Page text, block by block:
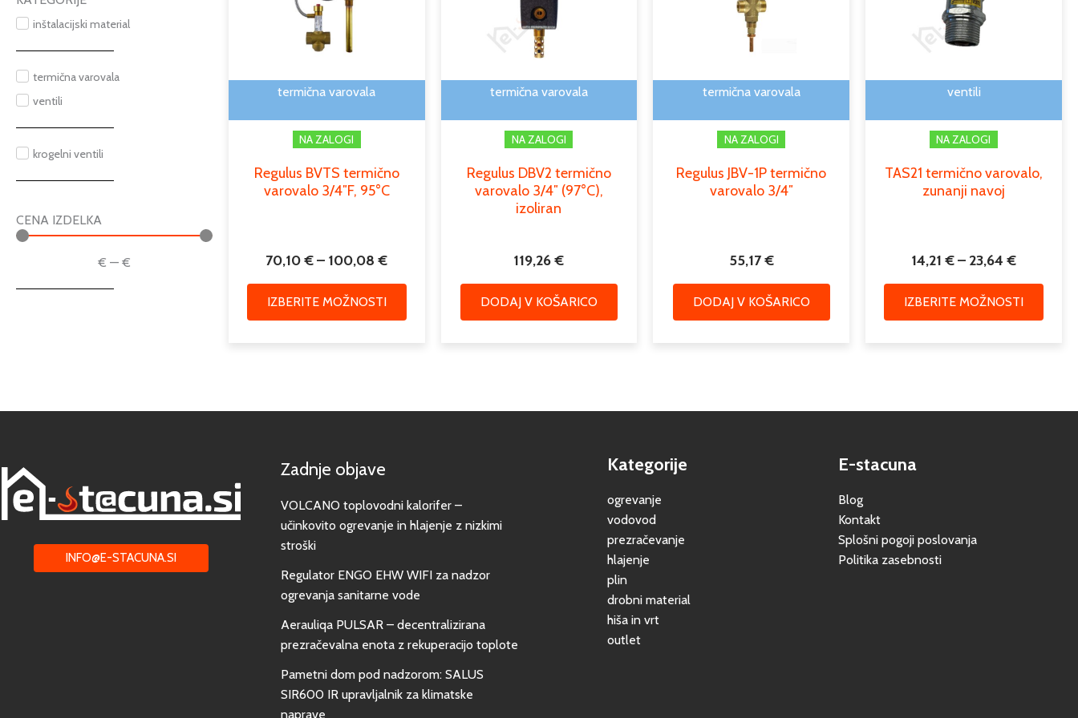
inštalacijski material
termična varovala
ventili
krogelni ventili
CENA IZDELKA
€ — €
termična varovala
NA ZALOGI
Regulus BVTS termično
varovalo 3/4″F, 95°C
70,10€– 100,08€
IZBERITE MOŽNOSTI
izberete
strani
termična varovala
NA ZALOGI
Regulus DBV2 termično
varovalo 3/4″ (97°C),
izoliran
119,26€
DODAJ V KOŠARICO
termična varovala
NA ZALOGI
Regulus JBV-1P termično
varovalo 3/4″
55,17€
DODAJ V KOŠARICO
ventili
NA ZALOGI
TAS21 termično varovalo,
zunanji navoj
14,21€– 23,64€
IZBERITE MOŽNOSTI
strani
INFO@E-STACUNA.SI
Zadnje objave
VOLCANO toplovodni kalorifer –
učinkovito ogrevanje in hlajenje z nizkimi
stroški
Regulator ENGO EHW WIFI za nadzor
ogrevanja sanitarne vode
Aerauliqa PULSAR – decentralizirana
prezračevalna enota z rekuperacijo toplote
Pametni dom pod nadzorom: SALUS
SIR600 IR upravljalnik za klimatske
naprave
Kategorije
ogrevanje
vodovod
prezračevanje
hlajenje
plin
drobni material
hiša in vrt
outlet
E-stacuna
Blog
Kontakt
Splošni pogoji poslovanja
Politika zasebnosti